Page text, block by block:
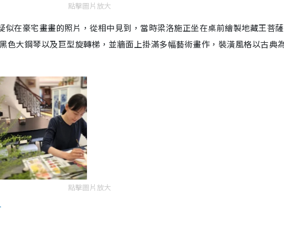
點擊圖片放大
似在豪宅畫畫的照片，從相中見到，當時梁洛施正坐在桌前繪製地藏王菩
色大鋼琴以及巨型旋轉梯，並牆面上掛滿多幅藝術畫作，裝潢風格以古典
點擊圖片放大